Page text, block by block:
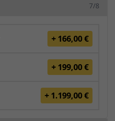
7/8
+ 166,00 €
+ 199,00 €
+ 1.199,00 €